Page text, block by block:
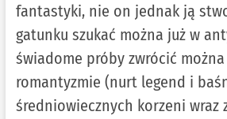
fantastyki, nie on jednak ją
gatunku szukać można już w
świadome próby zwrócić można
romantyzmie (nurt legend i
średniowiecznych korzeni wraz